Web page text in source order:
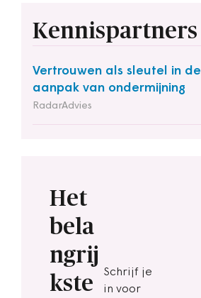
Kennispartners
Vertrouwen als sleutel in de
aanpak van ondermijning
RadarAdvies
Het
bela
ngrij
kste
Schrijf je
in voor